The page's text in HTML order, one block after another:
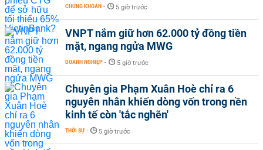
CHỨNG KHOÁN - 5 giờ trước
VNPT nắm giữ hơn 62.000 tỷ đồng tiền
mặt, ngang ngửa MWG
DOANH NGHIỆP - 5 giờ trước
Chuyên gia Phạm Xuân Hoè chỉ ra 6
nguyên nhân khiến dòng vốn trong nền
kinh tế còn 'tắc nghẽn'
THỜI SỰ - 5 giờ trước